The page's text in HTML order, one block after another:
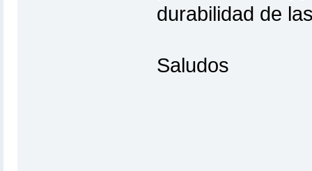
durabilidad de
Saludos